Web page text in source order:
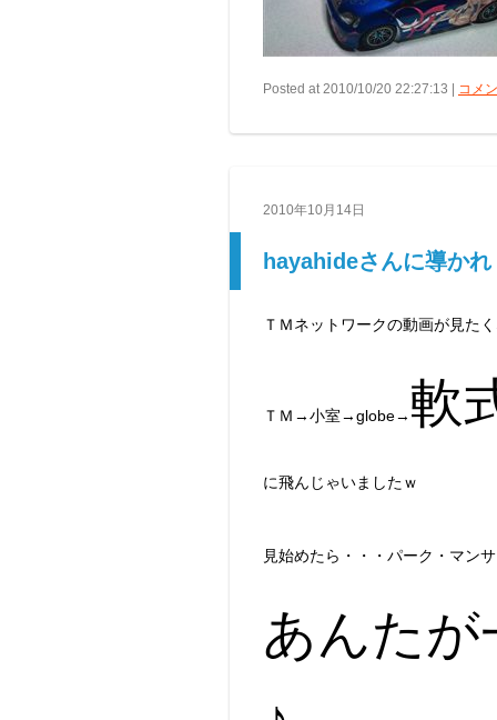
Posted at 2010/10/20 22:27:13 | コメ
2010年10月14日
hayahideさんに導か
ＴＭネットワークの動画が見た
ＴＭ→小室→globe→ 軟
に飛んじゃいましたｗ
見始めたら・・・パーク・マン
あんたが